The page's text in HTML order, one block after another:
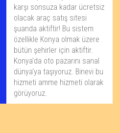
karşı sonsuza kadar ücretsiz
olacak araç satış sitesi
şuanda aktiftir! Bu sistem
özellikle Konya olmak üzere
bütün şehirler için aktiftir.
Konya'da oto pazarını sanal
dünya'ya taşıyoruz. Binevi bu
hizmeti amme hizmeti olarak
görüyoruz.